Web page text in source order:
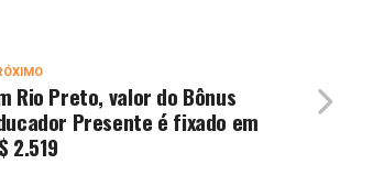
Rio Preto, valor do Bônus
Presente é fixado em
2.519